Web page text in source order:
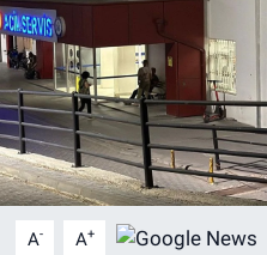
A- A+